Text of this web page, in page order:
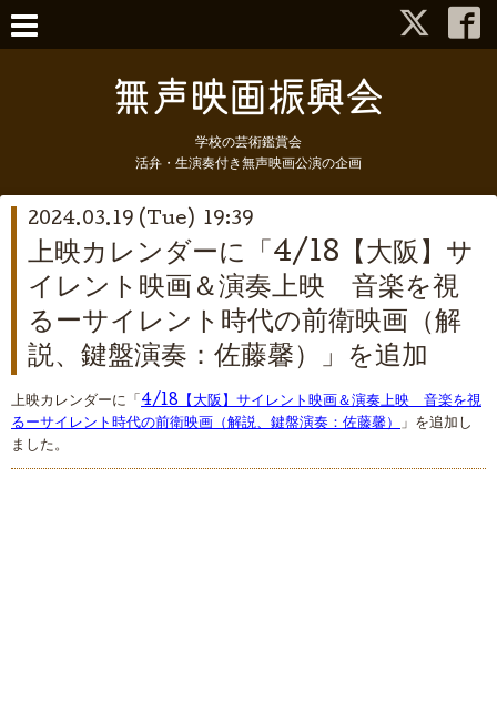
学校の芸術鑑賞会
活弁・生演奏付き無声映画公演の企画
2024.03.19 (Tue) 19:39
上映カレンダーに「4/18【大阪】サ
イレント映画＆演奏上映 音楽を視
るーサイレント時代の前衛映画（解
説、鍵盤演奏：佐藤馨）」を追加
上映カレンダーに「 4/18【大阪】サイレント映画＆演奏上映 音楽を視
るーサイレント時代の前衛映画（解説、鍵盤演奏：佐藤馨） 」を追加し
ました。